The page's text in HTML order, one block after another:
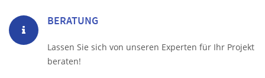
BERATUNG
Lassen Sie sich von unseren Experten für Ihr Projekt
beraten!